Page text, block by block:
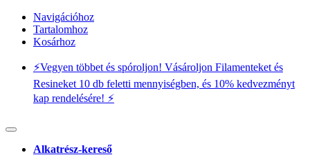
Navigációhoz
Tartalomhoz
Kosárhoz
⚡️Vegyen többet és spóroljon! Vásároljon Filamenteket és
Resineket 10 db feletti mennyiségben, és 10% kedvezményt
kap rendelésére! ⚡️
Alkatrész-kereső